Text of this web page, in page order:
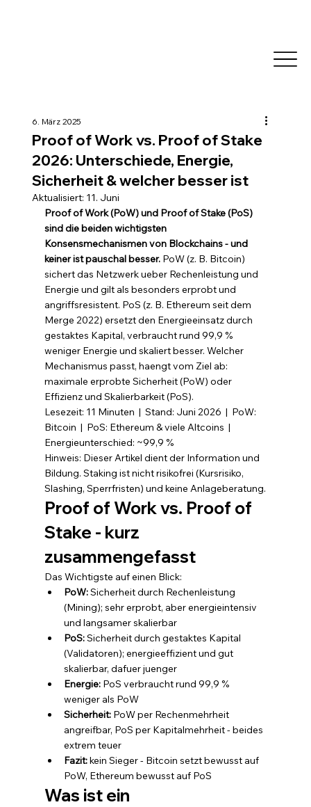
Proof of Work vs. Proof of Stake
2026: Unterschiede, Energie,
Sicherheit & welcher besser ist
6. März 2025
Aktualisiert: 11. Juni
Proof of Work (PoW) und Proof of Stake (PoS)
sind die beiden wichtigsten
Konsensmechanismen von Blockchains - und
keiner ist pauschal besser. PoW (z. B. Bitcoin)
sichert das Netzwerk ueber Rechenleistung und
Energie und gilt als besonders erprobt und
angriffsresistent. PoS (z. B. Ethereum seit dem
Merge 2022) ersetzt den Energieeinsatz durch
gestaktes Kapital, verbraucht rund 99,9 %
weniger Energie und skaliert besser. Welcher
Mechanismus passt, haengt vom Ziel ab:
maximale erprobte Sicherheit (PoW) oder
Effizienz und Skalierbarkeit (PoS).
Lesezeit: 11 Minuten  |  Stand: Juni 2026  |  PoW:
Bitcoin  |  PoS: Ethereum & viele Altcoins  |
Energieunterschied: ~99,9 %
Hinweis: Dieser Artikel dient der Information und
Bildung. Staking ist nicht risikofrei (Kursrisiko,
Slashing, Sperrfristen) und keine Anlageberatung.
Proof of Work vs. Proof of
Stake - kurz
zusammengefasst
Das Wichtigste auf einen Blick:
PoW: Sicherheit durch Rechenleistung
(Mining); sehr erprobt, aber energieintensiv
und langsamer skalierbar
PoS: Sicherheit durch gestaktes Kapital
(Validatoren); energieeffizient und gut
skalierbar, dafuer juenger
Energie: PoS verbraucht rund 99,9 %
weniger als PoW
Sicherheit: PoW per Rechenmehrheit
angreifbar, PoS per Kapitalmehrheit - beides
extrem teuer
Fazit: kein Sieger - Bitcoin setzt bewusst auf
PoW, Ethereum bewusst auf PoS
Was ist ein